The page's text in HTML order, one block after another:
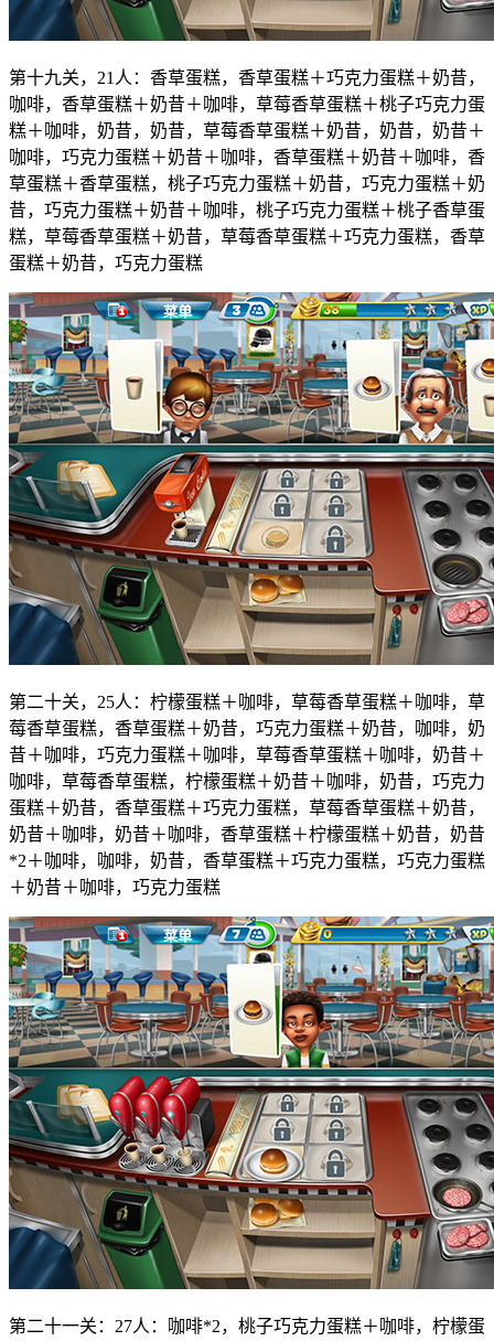
第十九关，21人：香草蛋糕，香草蛋糕＋巧克力蛋糕＋奶昔，
咖啡，香草蛋糕＋奶昔＋咖啡，草莓香草蛋糕＋桃子巧克力蛋
糕＋咖啡，奶昔，奶昔，草莓香草蛋糕＋奶昔，奶昔，奶昔＋
咖啡，巧克力蛋糕＋奶昔＋咖啡，香草蛋糕＋奶昔＋咖啡，香
草蛋糕＋香草蛋糕，桃子巧克力蛋糕＋奶昔，巧克力蛋糕＋奶
昔，巧克力蛋糕＋奶昔＋咖啡，桃子巧克力蛋糕＋桃子香草蛋
糕，草莓香草蛋糕＋奶昔，草莓香草蛋糕＋巧克力蛋糕，香草
蛋糕＋奶昔，巧克力蛋糕
第二十关，25人：柠檬蛋糕＋咖啡，草莓香草蛋糕＋咖啡，草
莓香草蛋糕，香草蛋糕＋奶昔，巧克力蛋糕＋奶昔，咖啡，奶
昔＋咖啡，巧克力蛋糕＋咖啡，草莓香草蛋糕＋咖啡，奶昔＋
咖啡，草莓香草蛋糕，柠檬蛋糕＋奶昔＋咖啡，奶昔，巧克力
蛋糕＋奶昔，香草蛋糕＋巧克力蛋糕，草莓香草蛋糕＋奶昔，
奶昔＋咖啡，奶昔＋咖啡，香草蛋糕＋柠檬蛋糕＋奶昔，奶昔
*2＋咖啡，咖啡，奶昔，香草蛋糕＋巧克力蛋糕，巧克力蛋糕
＋奶昔＋咖啡，巧克力蛋糕
第二十一关：27人：咖啡*2，桃子巧克力蛋糕＋咖啡，柠檬蛋